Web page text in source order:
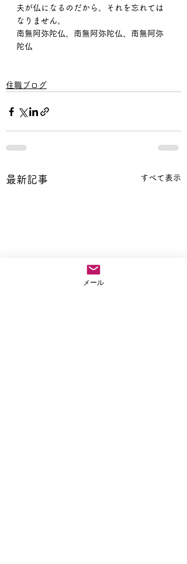
夫が仏になるのだから。それを忘れては
なりません。
南無阿弥陀仏、南無阿弥陀仏、南無阿弥
陀仏
住職ブログ
最新記事 すべて表示
メール